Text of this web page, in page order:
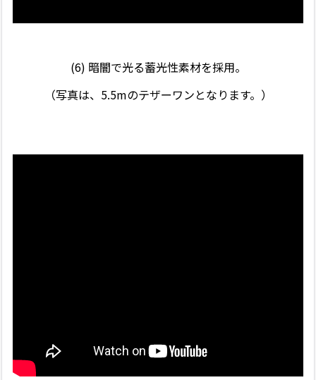
(6) 暗闇で光る蓄光性素材を採用。
（写真は、5.5mのテザーワンとなります。）